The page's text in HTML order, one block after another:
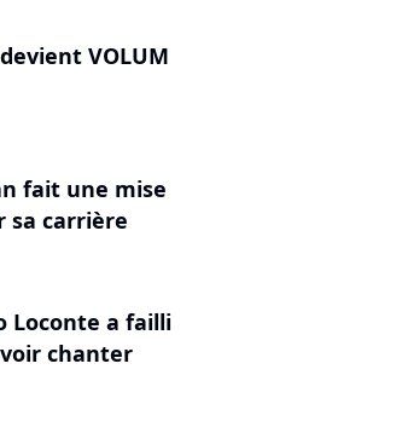
VOLUM
fait une mise
sa carrière
Loconte a failli
chanter